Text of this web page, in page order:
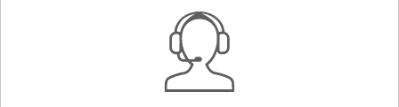
Смотреть всё
ХЕРСОНСКАЯ ОБЛАСТЬ